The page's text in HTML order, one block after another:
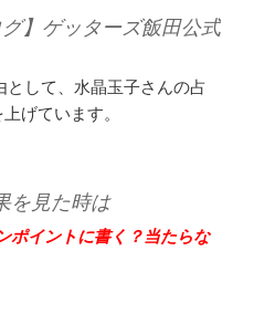
グ】ゲッターズ飯田公式
として、水晶玉子さんの占
上げています。
を見た時は
ポイントに書く？当たらな